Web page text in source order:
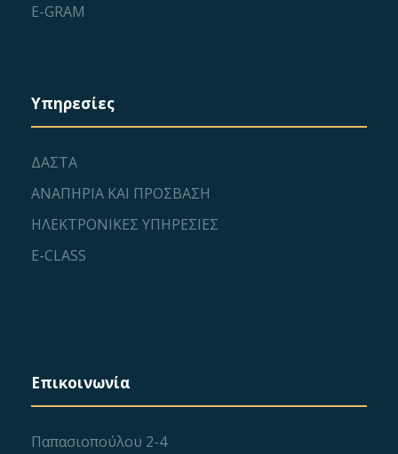
E-GRAM
Υπηρεσίες
ΔΑΣΤΑ
ΑΝΑΠΗΡΙΑ ΚΑΙ ΠΡΟΣΒΑΣΗ
ΗΛΕΚΤΡΟΝΙΚΕΣ ΥΠΗΡΕΣΙΕΣ
E-CLASS
Επικοινωνία
Παπασιοπούλου 2-4